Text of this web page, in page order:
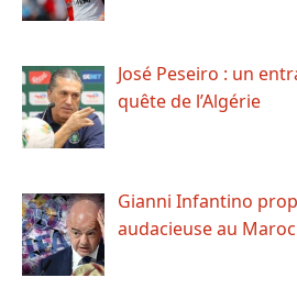
José Peseiro : un
quête de l’Algérie
Gianni Infantino
audacieuse au Maroc